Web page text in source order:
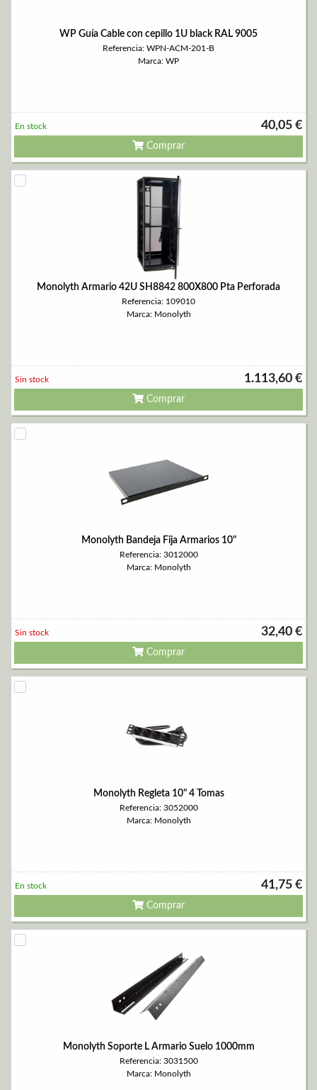
WP Guía Cable con cepillo 1U black RAL 9005
Referencia: WPN-ACM-201-B
Marca: WP
40,05 €
En stock
Comprar
Monolyth Armario 42U SH8842 800X800 Pta Perforada
Referencia: 109010
Marca: Monolyth
1.113,60 €
Sin stock
Comprar
Monolyth Bandeja Fija Armarios 10"
Referencia: 3012000
Marca: Monolyth
32,40 €
Sin stock
Comprar
Monolyth Regleta 10" 4 Tomas
Referencia: 3052000
Marca: Monolyth
41,75 €
En stock
Comprar
Monolyth Soporte L Armario Suelo 1000mm
Referencia: 3031500
Marca: Monolyth